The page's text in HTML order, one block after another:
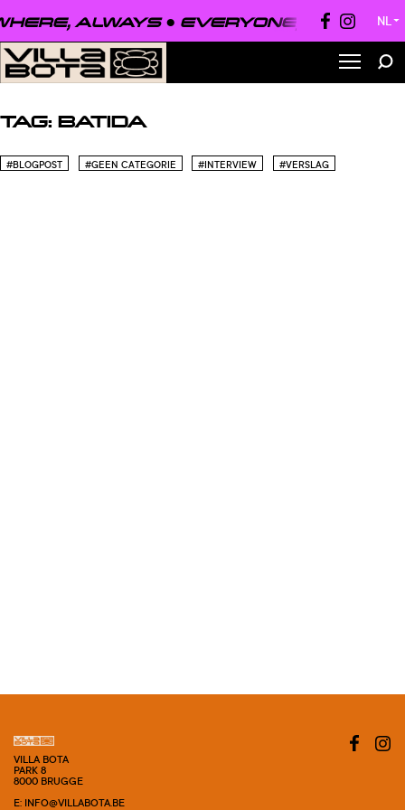
ALWAYS ● EVERYONE, NL ▼
TAG: BATIDA
#BLOGPOST #GEEN CATEGORIE #INTERVIEW #VERSLAG
VILLA BOTA
PARK 8
8000 BRUGGE
E: INFO@VILLABOTA.BE